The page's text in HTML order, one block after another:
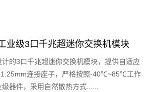
业级3口千兆超迷你交换机模块
的3口千兆超迷你交换机模块，提供⾃适应
连接座子，严格按照-40℃~85℃⼯作
器件，采⽤⾃然散热⽅式......